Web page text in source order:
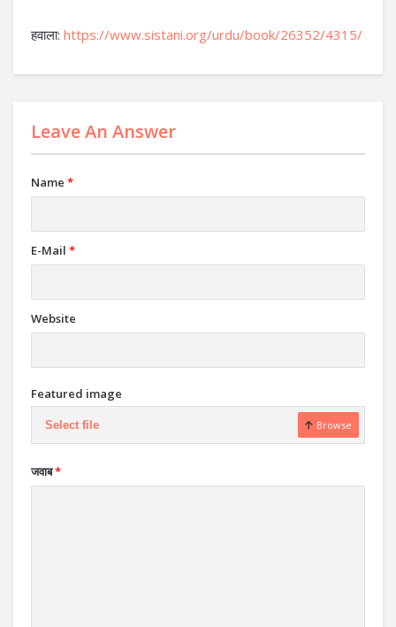
हवाला: https://www.sistani.org/urdu/book/26352/4315/
Leave An Answer
Name *
E-Mail *
Website
Featured image
Select file Browse
जवाब*